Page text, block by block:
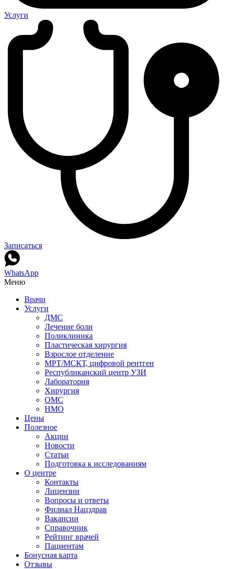
Услуги
Записаться
WhatsApp
Меню
Врачи
Услуги
ДМС
Лечение боли
Поликлиника
Пластическая хирургия
Взрослое отделение
МРТ/МСКТ, цифровой рентген
Республиканский центр УЗИ
Лаборатория
Хирургия
ОМС
НМО
Цены
Полезное
Акции
Новости
Статьи
Подготовка к исследованиям
О центре
Контакты
Лицензии
Вопросы и ответы
Филиал Нацздрав
Вакансии
Справочник
Рейтинг врачей
Пациентам
Бонусная карта
Отзывы